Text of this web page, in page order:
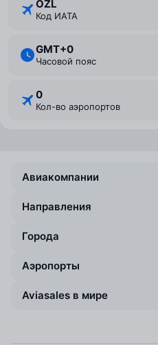
OZL
Код ИАТА
GMT+0
Часовой пояс
0
Кол-во аэропортов
Авиакомпании
Направления
Города
Аэропорты
Aviasales в мире